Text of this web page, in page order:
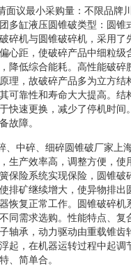
面议最小采购量：不限品牌
多缸液压圆锥破类型：圆
碎机与圆锥破碎机，采用
心距，使破碎产品中细粒
降低综合能耗。高性能破
理，故破碎产品多为立方结
可靠性和寿命大大提高。
快速更换，减少了停机时
故障。
、中碎、细碎圆锥破厂家上
生产效率高，调整方便，
保险系统实现保险，圆锥
排矿继续增大，使异物排
恢复正常工作。圆锥破碎
同需求选购。性能特点、
轴承，动力驱动由重载锥
起，在机器运转过程中起
、简单合。